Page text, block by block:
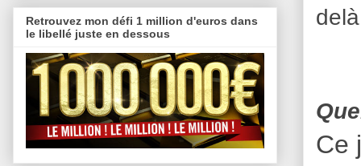
Ce
Retrouvez mon défi 1 million d'euros dans
le libellé juste en dessous